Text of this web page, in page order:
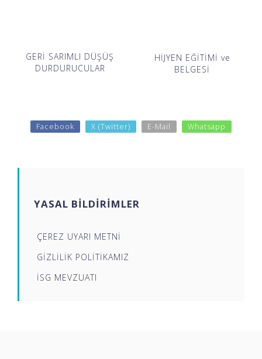
GERİ SARIMLI DÜŞÜŞ
DURDURUCULAR
HİJYEN EĞİTİMİ ve
BELGESİ
Facebook X (Twitter) E-Mail Whatsapp
YASAL BİLDİRİMLER
ÇEREZ UYARI METNİ
GİZLİLİK POLİTİKAMIZ
İSG MEVZUATI